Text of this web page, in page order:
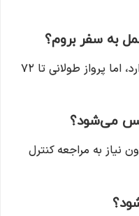
به سفر بروم؟
سفرهای کوتاه درون‌شهری اشکال ندارد، اما پرواز طولانی تا ۷۲
می‌شود؟
مسکن بدون نیاز به مراجعه کنترل